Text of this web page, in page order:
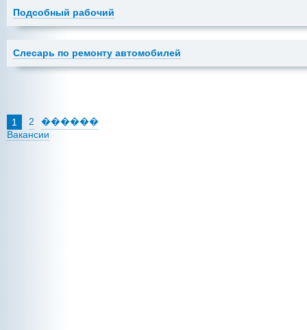
Подсобный рабочий
Слесарь по ремонту автомобилей
1 2
������
Вакансии